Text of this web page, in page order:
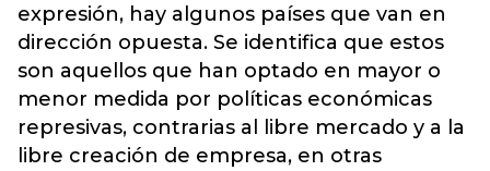
expresión, hay algunos países que van en
dirección opuesta. Se identifica que estos
son aquellos que han optado en mayor o
menor medida por políticas económicas
represivas, contrarias al libre mercado y a la
libre creación de empresa, en otras